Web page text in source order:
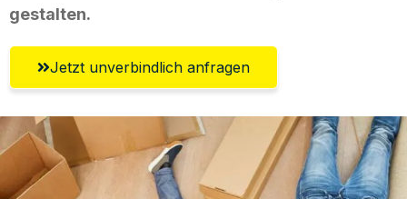
gestalten.
Jetzt unverbindlich anfragen